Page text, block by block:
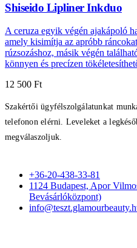
Shiseido Lipliner Inkduo
A ceruza egyik végén ajakápoló
amely kisimítja az apróbb
rúzsozáshoz, másik végén
könnyen és precízen
12 500 Ft
Szakértői ügyfélszolgálatunkat
telefonon elérni. Leveleket a
megválaszoljuk.
+36-20-438-33-81
1124 Budapest, Apor
Bevásárlóközpont)